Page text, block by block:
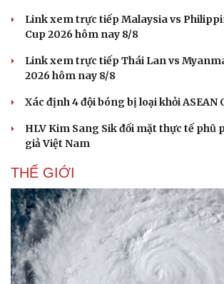
Kể chuyện
Link xem trực tiếp Malaysia vs
Cup 2026 hôm nay 8/8
Link xem trực tiếp Thái Lan vs
2026 hôm nay 8/8
Xác định 4 đội bóng bị loại khỏi ASEAN
HLV Kim Sang Sik đối mặt thực tế phũ
giả Việt Nam
THẾ GIỚI